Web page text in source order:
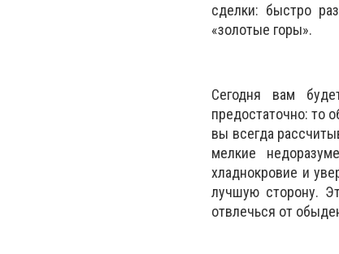
сделки: быстро
«золотые горы».
Сегодня вам
предостаточно: то
вы всегда
мелкие
хладнокровие и
лучшую сторону.
отвлечься от